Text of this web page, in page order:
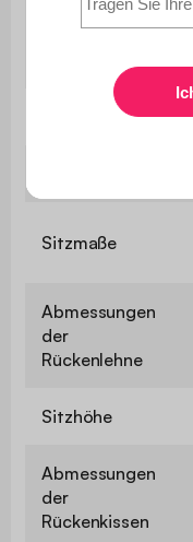
Sitzmaße
Abmessungen
der
Rückenlehne
Sitzhöhe
Abmessungen
der
Rückenkissen